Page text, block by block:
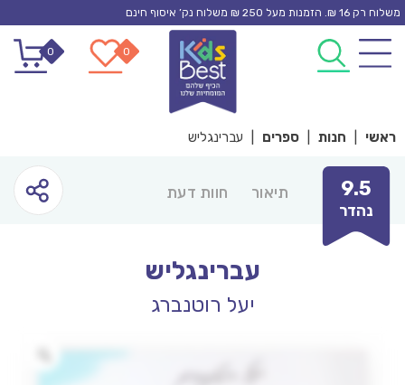
Skip
content
משלוח רק 16 ₪. הזמנות מעל 250 ₪ משלוח נק’ איסוף חינם
0
0
ראשי חנות ספרים עברינגליש
9.5
נהדר
תיאור חוות דעת
עברינגליש
יעל רוטנברג